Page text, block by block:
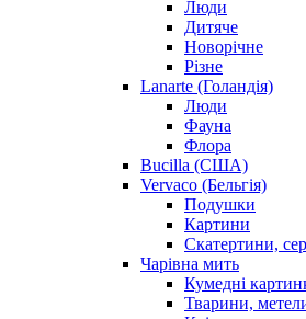
Люди
Дитяче
Новорічне
Різне
Lanarte (Голандія)
Люди
Фауна
Флора
Bucilla (США)
Vervaco (Бельгія)
Подушки
Картини
Скатертини,
Чарiвна мить
Кумедні
Тварини,